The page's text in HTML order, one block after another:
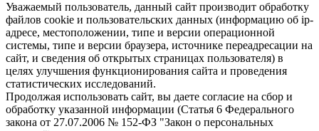
Уважаемый пользователь, данный сайт производит обработку
файлов cookie и пользовательских данных (информацию об ip-
адресе, местоположении, типе и версии операционной
системы, типе и версии браузера, источнике переадресации на
сайт, и сведения об открытых страницах пользователя) в
целях улучшения функционирования сайта и проведения
статистических исследований.
Продолжая использовать сайт, вы даете согласие на сбор и
обработку указанной информации (Статья 6 Федерального
закона от 27.07.2006 № 152-ФЗ "Закон о персональных